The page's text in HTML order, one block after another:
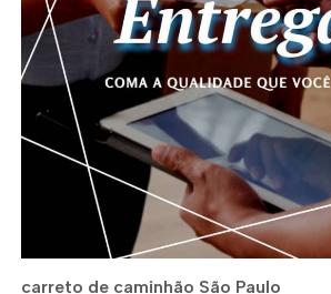
carreto de caminhão São Paulo